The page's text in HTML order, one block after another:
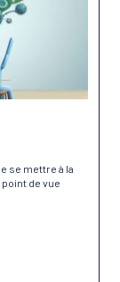
se mettre à la
de vue